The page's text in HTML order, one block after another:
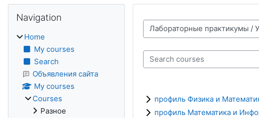
Course categories
Search courses
профиль Физика и
профиль Математика и
Blocks
Navigation
Home
My courses
Search
Объявления сайта
My courses
Courses
Разное